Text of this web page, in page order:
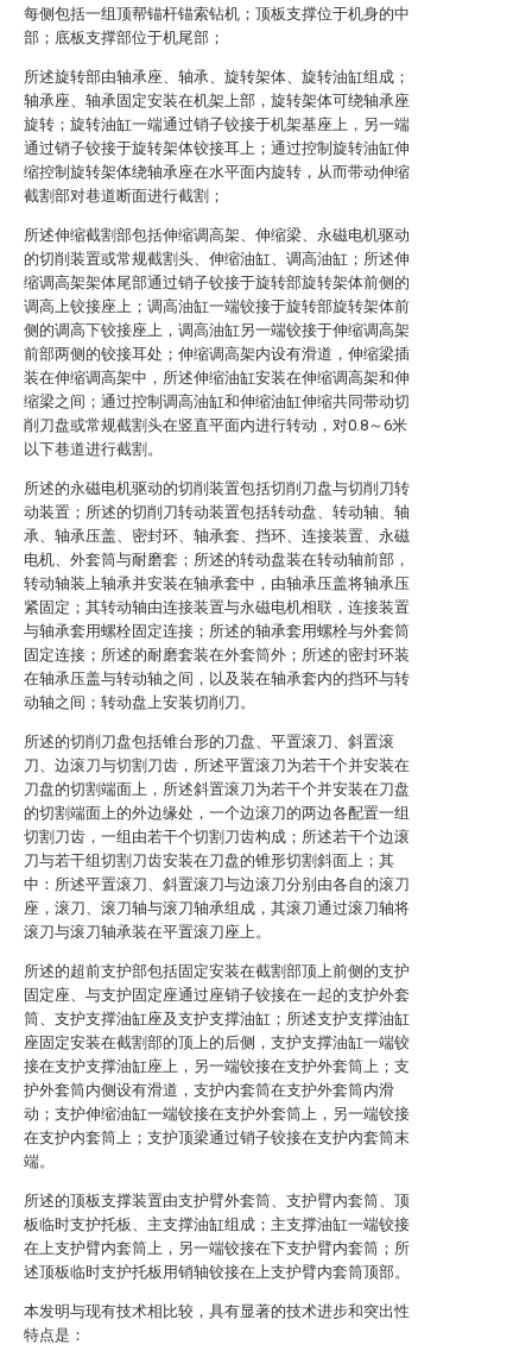
每侧包括一组顶帮锚杆锚索钻机；顶板支撑位于机身的中
部；底板支撑部位于机尾部；
所述旋转部由轴承座、轴承、旋转架体、旋转油缸组成；
轴承座、轴承固定安装在机架上部，旋转架体可绕轴承座
旋转；旋转油缸一端通过销子铰接于机架基座上，另一端
通过销子铰接于旋转架体铰接耳上；通过控制旋转油缸伸
缩控制旋转架体绕轴承座在水平面内旋转，从而带动伸缩
截割部对巷道断面进行截割；
所述伸缩截割部包括伸缩调高架、伸缩梁、永磁电机驱动
的切削装置或常规截割头、伸缩油缸、调高油缸；所述伸
缩调高架架体尾部通过销子铰接于旋转部旋转架体前侧的
调高上铰接座上；调高油缸一端铰接于旋转部旋转架体前
侧的调高下铰接座上，调高油缸另一端铰接于伸缩调高架
前部两侧的铰接耳处；伸缩调高架内设有滑道，伸缩梁插
装在伸缩调高架中，所述伸缩油缸安装在伸缩调高架和伸
缩梁之间；通过控制调高油缸和伸缩油缸伸缩共同带动切
削刀盘或常规截割头在竖直平面内进行转动，对0.8～6米
以下巷道进行截割。
所述的永磁电机驱动的切削装置包括切削刀盘与切削刀转
动装置；所述的切削刀转动装置包括转动盘、转动轴、轴
承、轴承压盖、密封环、轴承套、挡环、连接装置、永磁
电机、外套筒与耐磨套；所述的转动盘装在转动轴前部，
转动轴装上轴承并安装在轴承套中，由轴承压盖将轴承压
紧固定；其转动轴由连接装置与永磁电机相联，连接装置
与轴承套用螺栓固定连接；所述的轴承套用螺栓与外套筒
固定连接；所述的耐磨套装在外套筒外；所述的密封环装
在轴承压盖与转动轴之间，以及装在轴承套内的挡环与转
动轴之间；转动盘上安装切削刀。
所述的切削刀盘包括锥台形的刀盘、平置滚刀、斜置滚
刀、边滚刀与切割刀齿，所述平置滚刀为若干个并安装在
刀盘的切割端面上，所述斜置滚刀为若干个并安装在刀盘
的切割端面上的外边缘处，一个边滚刀的两边各配置一组
切割刀齿，一组由若干个切割刀齿构成；所述若干个边滚
刀与若干组切割刀齿安装在刀盘的锥形切割斜面上；其
中：所述平置滚刀、斜置滚刀与边滚刀分别由各自的滚刀
座，滚刀、滚刀轴与滚刀轴承组成，其滚刀通过滚刀轴将
滚刀与滚刀轴承装在平置滚刀座上。
所述的超前支护部包括固定安装在截割部顶上前侧的支护
固定座、与支护固定座通过座销子铰接在一起的支护外套
筒、支护支撑油缸座及支护支撑油缸；所述支护支撑油缸
座固定安装在截割部的顶上的后侧，支护支撑油缸一端铰
接在支护支撑油缸座上，另一端铰接在支护外套筒上；支
护外套筒内侧设有滑道，支护内套筒在支护外套筒内滑
动；支护伸缩油缸一端铰接在支护外套筒上，另一端铰接
在支护内套筒上；支护顶梁通过销子铰接在支护内套筒末
端。
所述的顶板支撑装置由支护臂外套筒、支护臂内套筒、顶
板临时支护托板、主支撑油缸组成；主支撑油缸一端铰接
在上支护臂内套筒上，另一端铰接在下支护臂内套筒；所
述顶板临时支护托板用销轴铰接在上支护臂内套筒顶部。
本发明与现有技术相比较，具有显著的技术进步和突出性
特点是：